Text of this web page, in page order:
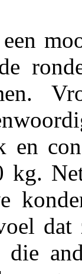
en
kg.